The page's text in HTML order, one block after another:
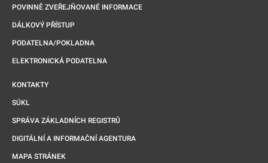
POVINNĚ ZVEŘEJŇOVANÉ INFORMACE
DÁLKOVÝ PŘÍSTUP
PODATELNA/POKLADNA
ELEKTRONICKÁ PODATELNA
KONTAKTY
SÚKL
SPRÁVA ZÁKLADNÍCH REGISTRŮ
DIGITÁLNÍ A INFORMAČNÍ AGENTURA
MAPA STRÁNEK